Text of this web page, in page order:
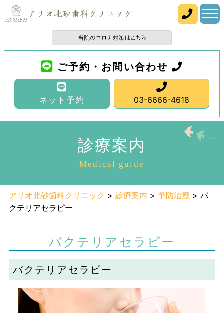
ご予約・お問い合わせ
ネット予約 03-6666-4618
診療案内
Medical guide
アリオ北砂歯科クリニック > 診療案内 > 予防治療 > バ
クテリアセラピー
バクテリアセラピー
バクテリアセラピー